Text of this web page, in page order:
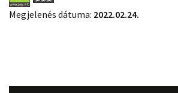
Megjelenés dátuma: 2022.02.24.